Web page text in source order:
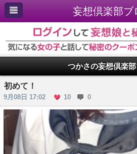
妄想倶楽部ブ
つかさの妄想倶楽
初めて！
9月08日 17:02 10 0